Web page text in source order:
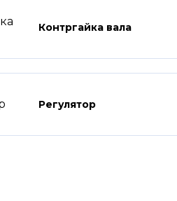
Контргайка вала
Регулятор